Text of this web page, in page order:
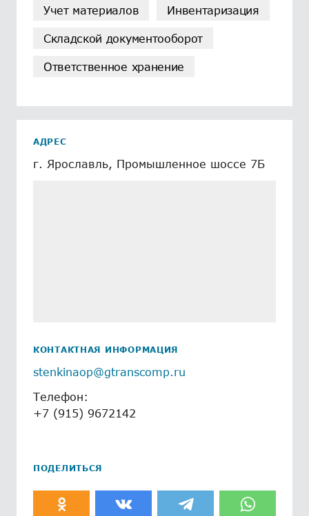
Учет материалов Инвентаризация
Складской документооборот
Ответственное хранение
АДРЕС
г. Ярославль, Промышленное шоссе 7Б
КОНТАКТНАЯ ИНФОРМАЦИЯ
stenkinaop@gtranscomp.ru
Телефон:
+7 (915) 9672142
ПОДЕЛИТЬСЯ